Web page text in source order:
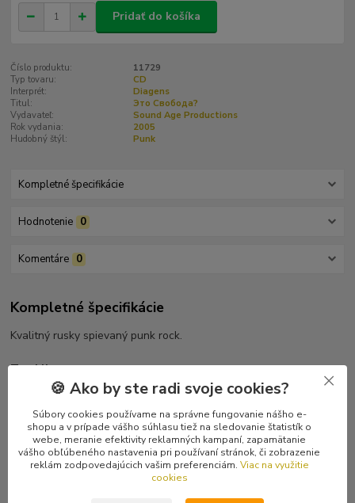
Pridať do košíka
Číslo produktu:
11729
Typ tovaru:
CD
Interprét:
Diagens
Titul:
Это Свобода?
Vydavateľ:
Sound Age Productions
Rok vydania:
2005
Hudobný štýl:
Punk
Kompletné špecifikácie
Hodnotenie 0
Komentáre 0
Kompletné špecifikácie
Kvalitný rusky spievaný punk rock.
Tracklist
1 Фортуна
3 Терроризм
4 Где Правда И Где Ложь
5 За Свободу!
6 Панк-Хулиганы
🍪 Ako by ste radi svoje cookies?
Súbory cookies používame na správne fungovanie nášho e-
shopu a v prípade vášho súhlasu tiež na sledovanie štatistík o
webe, meranie efektivity reklamných kampaní, zapamätanie
vášho obľúbeného nastavenia pri používaní stránok, či zobrazenie
reklám zodpovedajúcich vašim preferenciám. Viac na využitie
cookies